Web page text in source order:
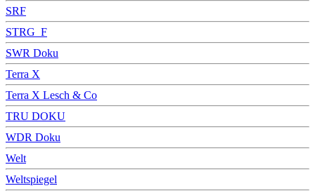
SRF
STRG_F
SWR Doku
Terra X
Terra X Lesch & Co
TRU DOKU
WDR Doku
Welt
Weltspiegel